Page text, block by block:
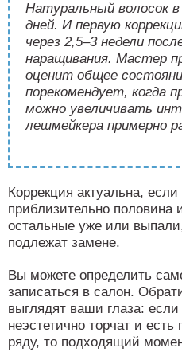
Натуральный волосок
дней. И первую
через 2,5–3 недели
наращивания. Мастер
оценит общее
порекомендует, когда
можно увеличивать
лешмейкера примерно
Коррекция актуальна,
приблизительно половина
остальные уже или
подлежат замене.
Вы можете определить
записаться в салон.
выглядят ваши глаза:
неэстетично торчат и
ряду, то подходящий